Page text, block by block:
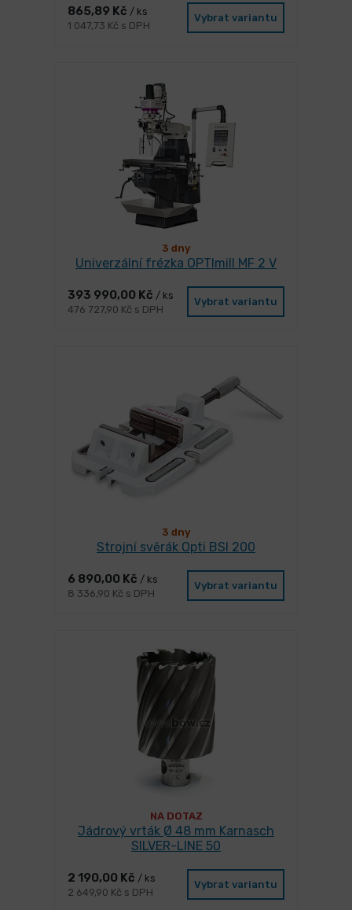
865,89 Kč / ks
1 047,73 Kč s DPH
Vybrat variantu
3 dny
Univerzální frézka OPTImill MF 2 V
393 990,00 Kč / ks
476 727,90 Kč s DPH
Vybrat variantu
3 dny
Strojní svěrák Opti BSI 200
6 890,00 Kč / ks
8 336,90 Kč s DPH
Vybrat variantu
NA DOTAZ
Jádrový vrták Ø 48 mm Karnasch
SILVER-LINE 50
2 190,00 Kč / ks
2 649,90 Kč s DPH
Vybrat variantu